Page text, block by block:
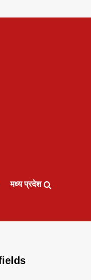
मध्य प्रदेश